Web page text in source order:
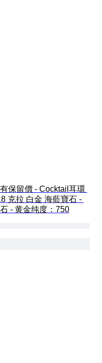
保留價 - Cocktail耳環
克拉 白金 海藍寶石 -
- 黄金纯度：750